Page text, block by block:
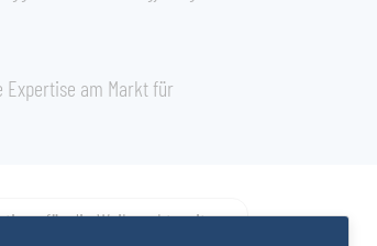
Expertise am Markt für
für die Weihnachtszeit